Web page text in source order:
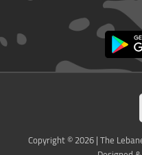
Copyright © 2026 | The